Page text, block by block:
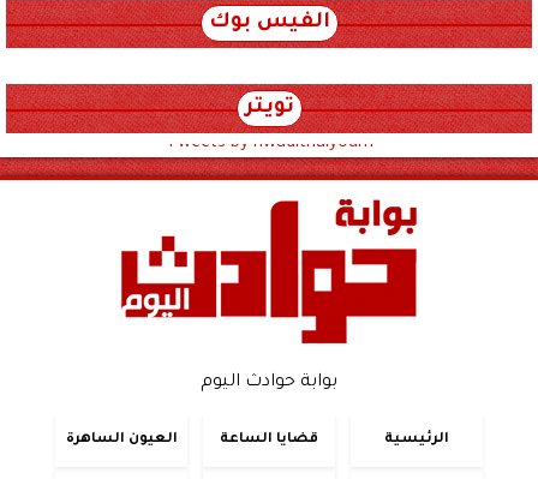
الفيس بوك
تويتر
Tweets by hwadithalyoum
بوابة حوادث اليوم
الرئيسية قضايا الساعة العيون الساهرة